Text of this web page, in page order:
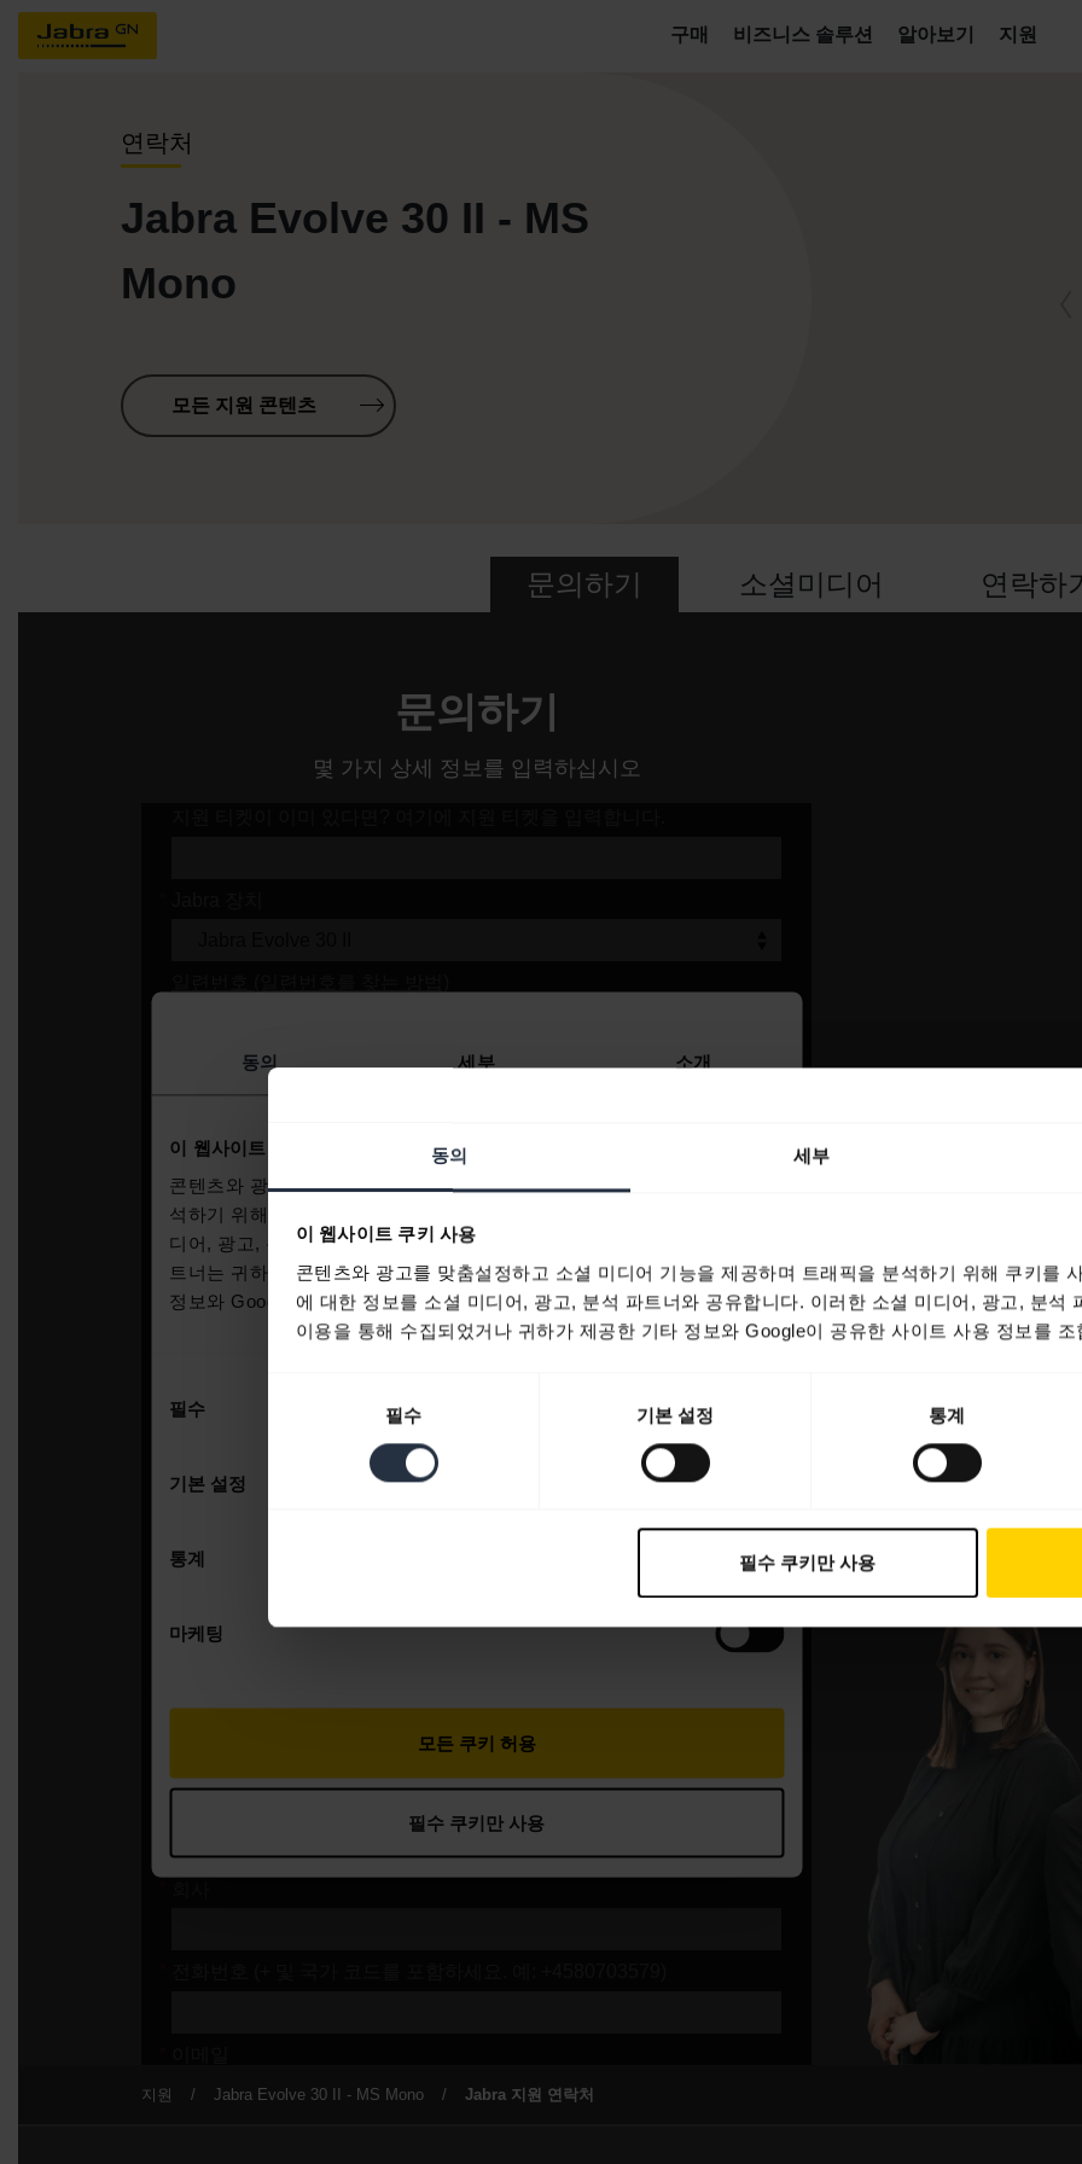
동의 세부
이 웹사이트 쿠키 사용
콘텐츠와 광고를 맞춤설정하고 소셜 미디어 기능을 제공하며 트래픽을 분석하기 위해 쿠키를
에 대한 정보를 소셜 미디어, 광고, 분석 파트너와 공유합니다. 이러한 소셜 미디어, 광고, 분석
이용을 통해 수집되었거나 귀하가 제공한 기타 정보와 Google이 공유한 사이트 사용 정보를
필수 기본 설정 통계
필수 쿠키만 사용
구매 비즈니스 솔루션 알아보기 지원
연락처
Jabra Evolve 30 II - MS
Mono
모든 지원 콘텐츠
문의하기 소셜미디어 연락하
문의하기
몇 가지 상세 정보를 입력하십시오
지원 Jabra Evolve 30 II - MS Mono Jabra 지원 연락처